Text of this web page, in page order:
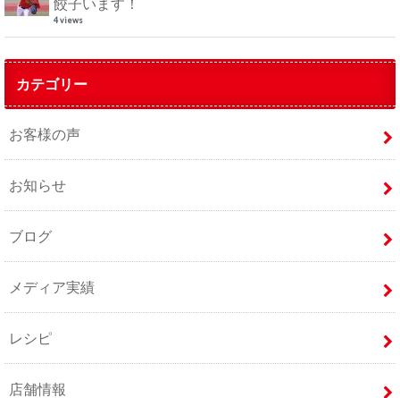
4 views
カテゴリー
お客様の声
お知らせ
ブログ
メディア実績
レシピ
店舗情報